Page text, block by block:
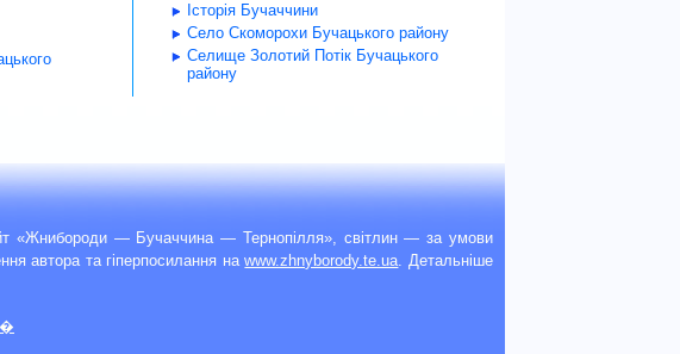
Історія Бучаччини
Село Скоморохи Бучацького району
Селище Золотий Потік Бучацького
району
«Жнибороди — Бучаччина — Тернопілля», світлин — за умови
автора та гіперпосилання наwww.zhnyborody.te.ua. Детальніше